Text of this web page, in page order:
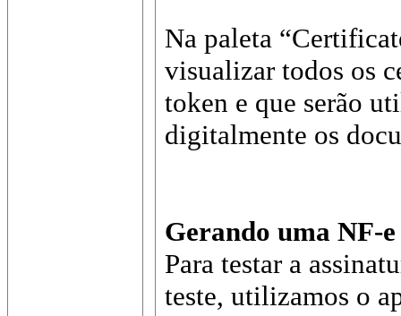
Na paleta
visualizar todos os
token e que serão
digitalmente os
Gerando uma NF-
Para testar a
teste, utilizamos o